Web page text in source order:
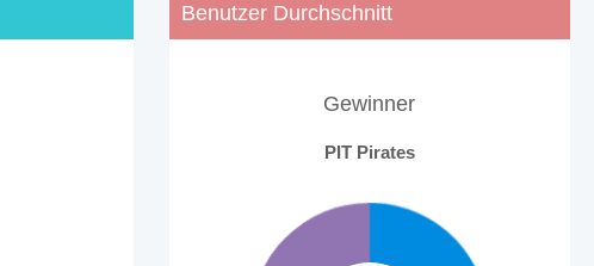
Benutzer Durchschnitt
Gewinner
PIT Pirates